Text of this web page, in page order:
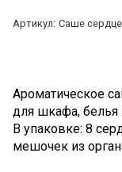
Артикул: Саше сердце
Ароматическое
для шкафа,
В упаковке: 8
мешочек из